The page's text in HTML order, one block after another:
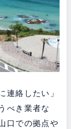
連絡したい」
べき業者な
口での拠点や